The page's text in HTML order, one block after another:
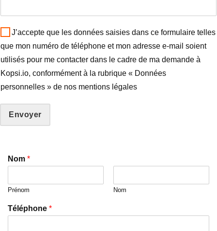
J’accepte que les données saisies dans ce formulaire telles
que mon numéro de téléphone et mon adresse e-mail soient
utilisés pour me contacter dans le cadre de ma demande à
Kopsi.io, conformément à la rubrique « Données
personnelles » de nos mentions légales
Envoyer
Nom *
Prénom Nom
Téléphone *